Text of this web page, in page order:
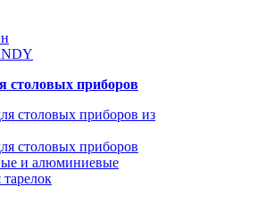
столовых приборов
столовых приборов из
столовых приборов
и алюминиевые